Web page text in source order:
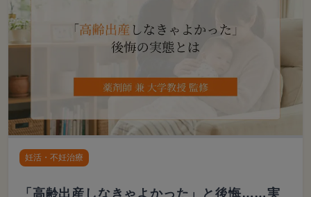
妊活・不妊治療
「高齢出産しなきゃよかった」と後悔……実